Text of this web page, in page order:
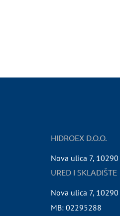
HIDROEX D.O.O.
Nova ulica 7, 10290
URED I SKLADIŠTE
Nova ulica 7, 10290
MB: 02295288